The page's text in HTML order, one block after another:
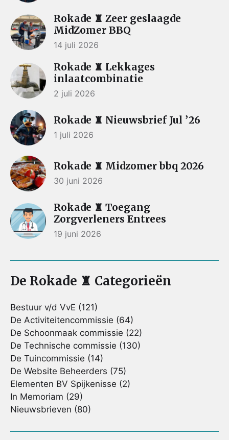
Rokade ♜ Zeer geslaagde
MidZomer BBQ
14 juli 2026
Rokade ♜ Lekkages
inlaatcombinatie
2 juli 2026
Rokade ♜ Nieuwsbrief Jul ’26
1 juli 2026
Rokade ♜ Midzomer bbq 2026
30 juni 2026
Rokade ♜ Toegang
Zorgverleners Entrees
19 juni 2026
De Rokade ♜ Categorieën
Bestuur v/d VvE (121)
De Activiteitencommissie (64)
De Schoonmaak commissie (22)
De Technische commissie (130)
De Tuincommissie (14)
De Website Beheerders (75)
Elementen BV Spijkenisse (2)
In Memoriam (29)
Nieuwsbrieven (80)